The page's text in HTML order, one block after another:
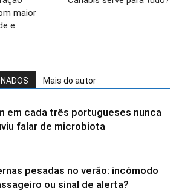
maior
e
Mais do autor
em cada três portugueses nunca
falar de microbiota
pesadas no verão: incómodo
ou sinal de alerta?